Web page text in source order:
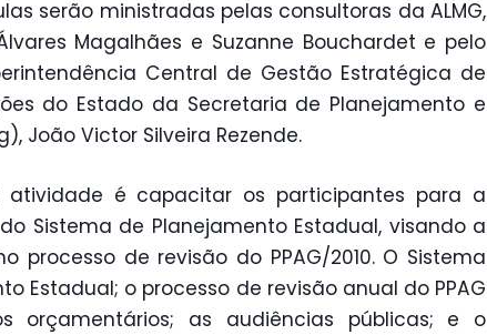
serão ministradas pelas consultoras da ALMG,
Magalhães e Suzanne Bouchardet e pelo
Central de Gestão Estratégica de
do Estado da Secretaria de Planejamento e
João Victor Silveira Rezende.
atividade é capacitar os participantes para a
Sistema de Planejamento Estadual, visando a
processo de revisão do PPAG/2010. O Sistema
Estadual; o processo de revisão anual do PPAG
orçamentários; as audiências públicas; e o